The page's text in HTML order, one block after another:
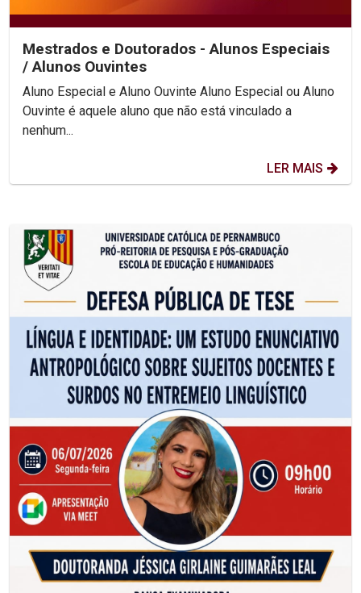
Mestrados e Doutorados - Alunos Especiais
/ Alunos Ouvintes
Aluno Especial e Aluno Ouvinte Aluno Especial ou Aluno
Ouvinte é aquele aluno que não está vinculado a
nenhum...
LER MAIS